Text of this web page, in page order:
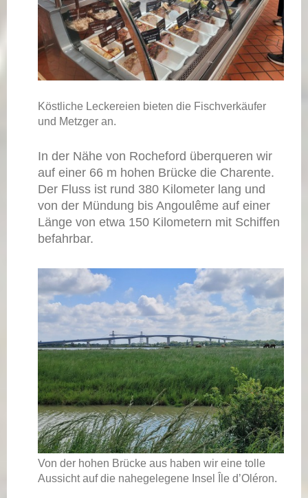
Köstliche Leckereien bieten die Fischverkäufer
und Metzger an.
In der Nähe von Rocheford überqueren wir
auf einer 66 m hohen Brücke die Charente.
Der Fluss ist rund 380 Kilometer lang und
von der Mündung bis Angoulême auf einer
Länge von etwa 150 Kilometern mit Schiffen
befahrbar.
Von der hohen Brücke aus haben wir eine tolle
Aussicht auf die nahegelegene Insel Île d’Oléron.